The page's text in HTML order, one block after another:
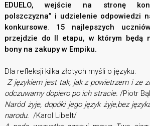
EDUELO, wejście na stronę
polszczyzna” i udzielenie odpowiedzi
konkursowe. 15 najlepszych
przejdzie do II etapu, w którym będą
bony na zakupy w Empiku.
Dla refleksji kilka złotych myśli o języku:
Z językiem jest tak, jak z powietrzem i ze
odczuwamy dopiero po ich stracie. /Piotr
Naród żyje, dopóki jego język żyje,bez
narodu. /Karol Libelt/